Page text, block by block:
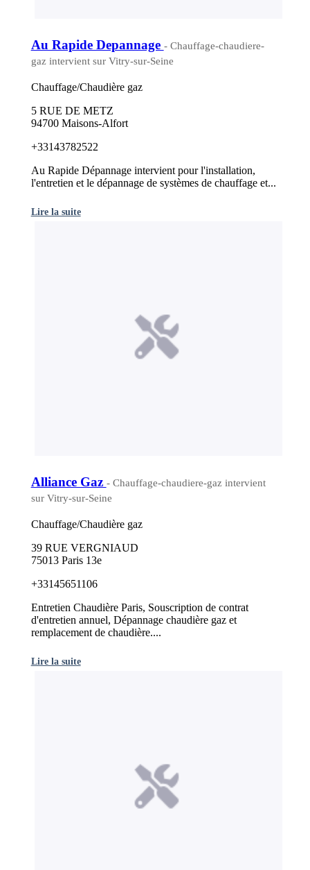
Au Rapide Depannage - Chauffage-chaudiere-
gaz intervient sur Vitry-sur-Seine
Chauffage/Chaudière gaz
5 RUE DE METZ
94700 Maisons-Alfort
+33143782522
Au Rapide Dépannage intervient pour l'installation,
l'entretien et le dépannage de systèmes de chauffage et...
Lire la suite
Alliance Gaz - Chauffage-chaudiere-gaz intervient
sur Vitry-sur-Seine
Chauffage/Chaudière gaz
39 RUE VERGNIAUD
75013 Paris 13e
+33145651106
Entretien Chaudière Paris, Souscription de contrat
d'entretien annuel, Dépannage chaudière gaz et
remplacement de chaudière....
Lire la suite